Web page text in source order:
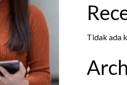
Tidak ada